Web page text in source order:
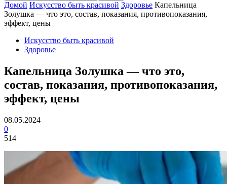
Домой Искусство быть красивой Здоровье Капельница
Золушка — что это, состав, показания, противопоказания,
эффект, цены
Искусство быть красивой
Здоровье
Капельница Золушка — что это,
состав, показания, противопоказания,
эффект, цены
08.05.2024
0
514